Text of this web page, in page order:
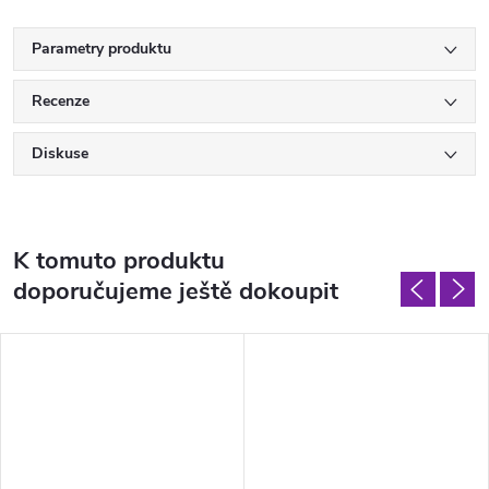
Parametry produktu
Recenze
Diskuse
K tomuto produktu
doporučujeme ještě dokoupit